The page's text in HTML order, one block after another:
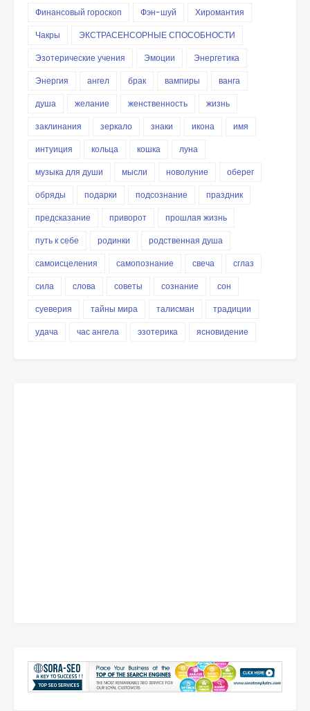
Финансовый гороскоп
Фэн-шуй
Хиромантия
Чакры
ЭКСТРАСЕНСОРНЫЕ СПОСОБНОСТИ
Эзотерические учения
Эмоции
Энергетика
Энергия
ангел брак вампиры
ванга
душа
желание женственность
жизнь
заклинания
зеркало знаки икона
имя
интуиция
кольца кошка
луна
музыка для души
мысли новолуние
оберег
обряды
подарки подсознание
праздник
предсказание
приворот
прошлая жизнь
путь к себе
родинки
родственная душа
самоисцеления
самопознание свеча
сглаз
сила
слова советы сознание
сон
суеверия
тайны мира талисман
традиции
удача
час ангела эзотерика ясновидение